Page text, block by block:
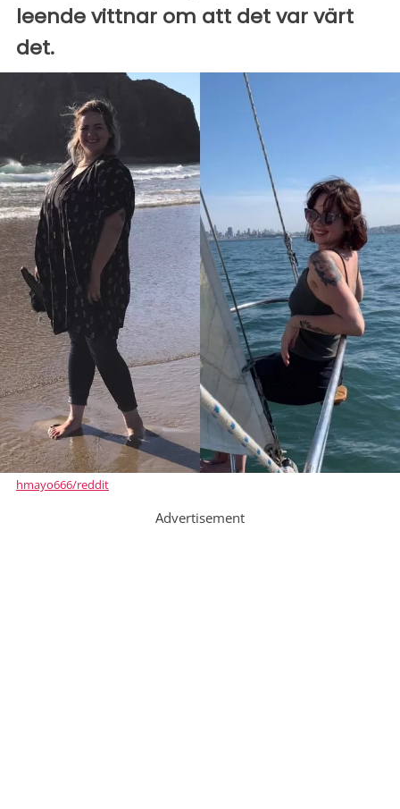
leende vittnar om att det var värt
det.
hmayo666/reddit
Advertisement